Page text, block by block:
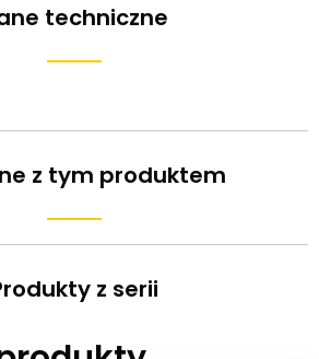
techniczne
z tym produktem
z serii